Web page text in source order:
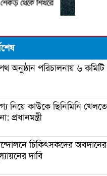
অনুষ্ঠান পরিচালনায় ৬ কমিটি
নিয়ে কাউকে ছিনিমিনি খেলতে
প্রধানমন্ত্রী
চিকিৎসকদের অবদানের
দাবি